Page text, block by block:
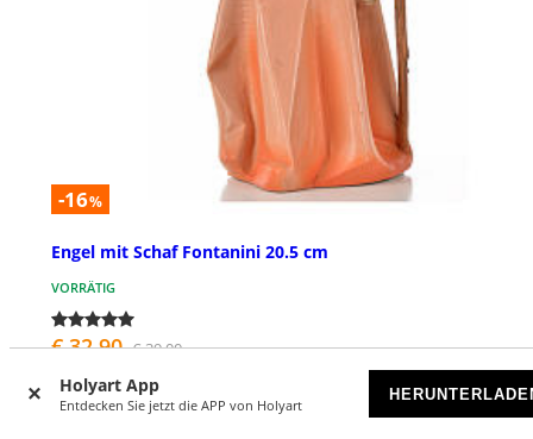
Holyart App
Entdecken Sie jetzt die APP von Holyart
-16%
Engel mit Schaf Fontanini 20.5 cm
VORRÄTIG
€ 32,90 € 39,00